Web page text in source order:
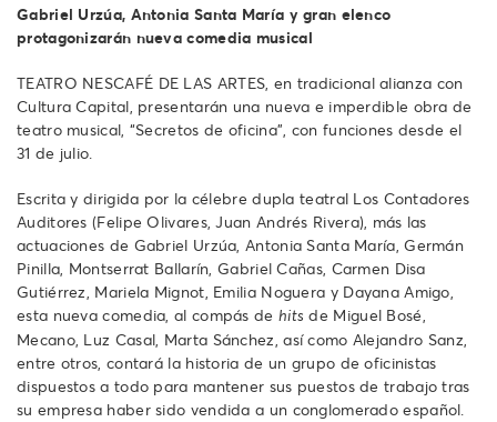
Gabriel Urzúa, Antonia Santa María y gran elenco
protagonizarán nueva comedia musical
TEATRO NESCAFÉ DE LAS ARTES, en tradicional alianza con
Cultura Capital, presentarán una nueva e imperdible obra de
teatro musical, “Secretos de oficina”, con funciones desde el
31 de julio.
Escrita y dirigida por la célebre dupla teatral Los Contadores
Auditores (Felipe Olivares, Juan Andrés Rivera), más las
actuaciones de Gabriel Urzúa, Antonia Santa María, Germán
Pinilla, Montserrat Ballarín, Gabriel Cañas, Carmen Disa
Gutiérrez, Mariela Mignot, Emilia Noguera y Dayana Amigo,
esta nueva comedia, al compás de hits de Miguel Bosé,
Mecano, Luz Casal, Marta Sánchez, así como Alejandro Sanz,
entre otros, contará la historia de un grupo de oficinistas
dispuestos a todo para mantener sus puestos de trabajo tras
su empresa haber sido vendida a un conglomerado español.